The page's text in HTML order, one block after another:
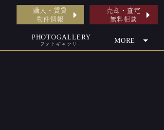
購入・賃貸
物件情報
売却・査定
無料相談
PHOTOGALLERY
フォトギャラリー
MORE